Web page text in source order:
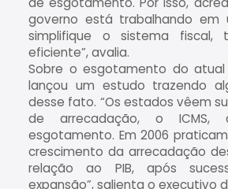
governo está trabalhando em
simplifique o sistema fiscal,
eficiente”, avalia.
Sobre o esgotamento do atual
lançou um estudo trazendo
desse fato. “Os estados vêem
de arrecadação, o ICMS,
esgotamento. Em 2006
crescimento da arrecadação
relação ao PIB, após
expansão”, salienta o executivo